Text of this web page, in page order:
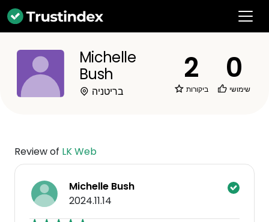
Michelle
Bush
בריטניה
2
ביקורות
0
שימושי
Review of LK Web
Michelle Bush
2024.11.14